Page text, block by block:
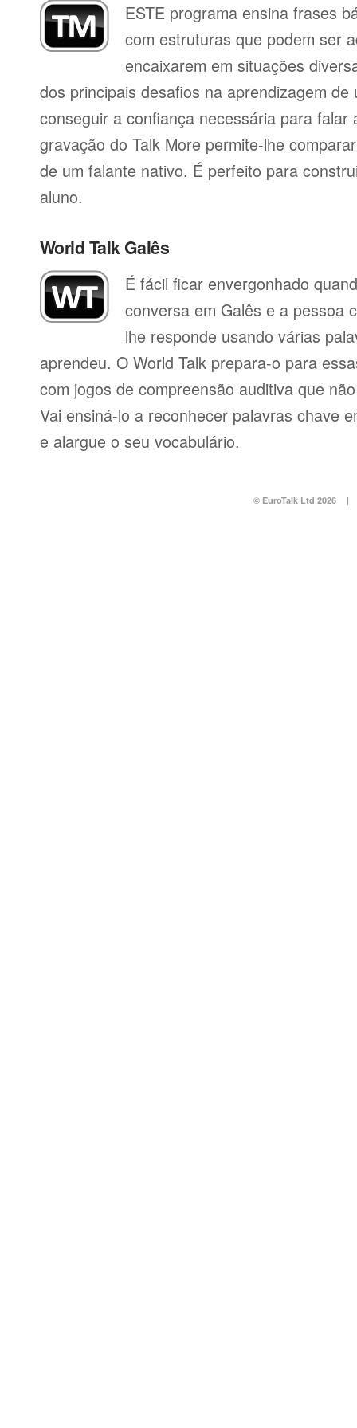
ESTE programa ensina frases
com estruturas que podem ser
encaixarem em situações
dos principais desafios na aprendizagem
conseguir a confiança necessária para
gravação do Talk More permite-lhe
de um falante nativo. É perfeito para
aluno.
World Talk Galês
É fácil ficar envergonhado
conversa em Galês e a pessoa
lhe responde usando várias
aprendeu. O World Talk prepara-o para
com jogos de compreensão auditiva que
Vai ensiná-lo a reconhecer palavras chave
e alargue o seu vocabulário.
© EuroTalk Ltd 2026 |